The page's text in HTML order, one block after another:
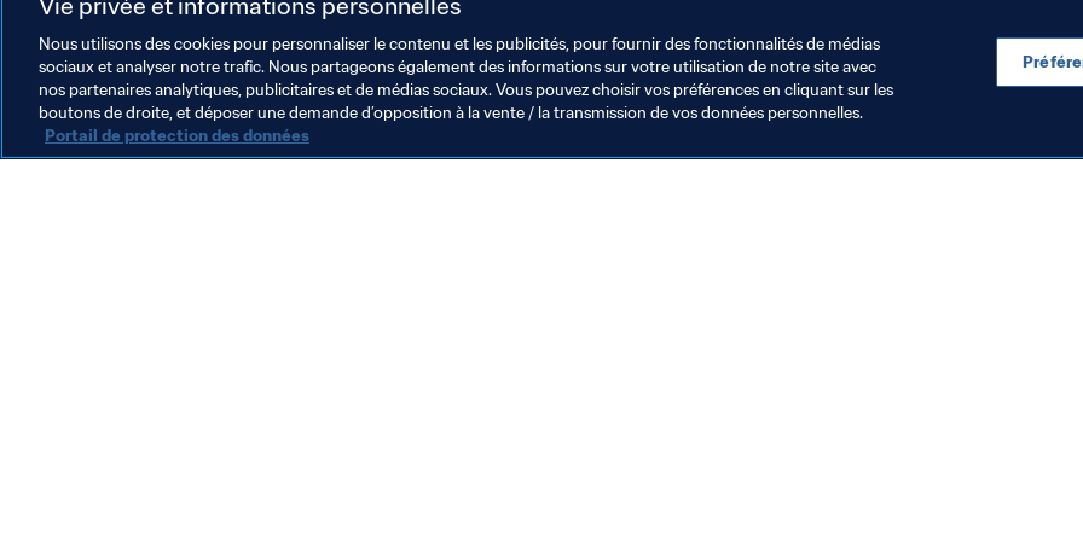
Nous utilisons des cookies pour personnaliser le contenu et les publicités, pour fournir des fonctionnalités de médias
sociaux et analyser notre trafic. Nous partageons également des informations sur votre utilisation de notre site avec
nos partenaires analytiques, publicitaires et de médias sociaux. Vous pouvez choisir vos préférences en cliquant sur les
boutons de droite, et déposer une demande d’opposition à la vente / la transmission de vos données personnelles.
Portail de protection des données